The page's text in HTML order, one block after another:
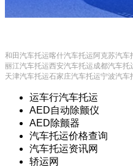
和田汽车托运喀什汽车托运阿克苏汽车
丽江汽车托运西安汽车托运成都汽车托
天津汽车托运石家庄汽车托运宁波汽车
运车行汽车托运
AED自动除颤仪
AED除颤器
汽车托运价格查询
汽车托运资讯网
轿运网